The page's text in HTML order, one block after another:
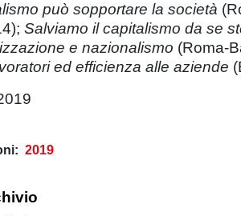
può sopportare la società
Salviamo il capitalismo da se
e nazionalismo (Roma-
ed efficienza alle aziende
2019